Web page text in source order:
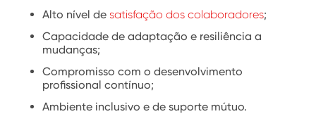
Alto nível de satisfação dos colaboradores;
Capacidade de adaptação e resiliência a
mudanças;
Compromisso com o desenvolvimento
profissional contínuo;
Ambiente inclusivo e de suporte mútuo.